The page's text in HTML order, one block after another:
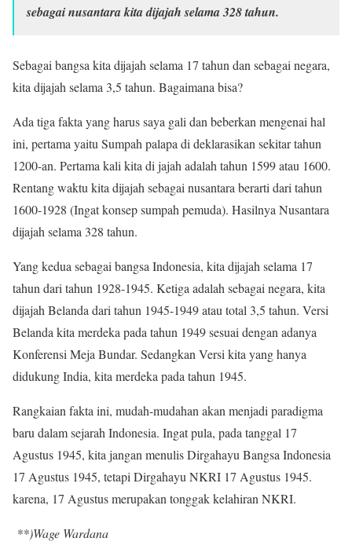
sebagai nusantara kita dijajah selama 328 tahun.
Sebagai bangsa kita dijajah selama 17 tahun dan sebagai negara,
kita dijajah selama 3,5 tahun. Bagaimana bisa?
Ada tiga fakta yang harus saya gali dan beberkan mengenai hal
ini, pertama yaitu Sumpah palapa di deklarasikan sekitar tahun
1200-an. Pertama kali kita di jajah adalah tahun 1599 atau 1600.
Rentang waktu kita dijajah sebagai nusantara berarti dari tahun
1600-1928 (Ingat konsep sumpah pemuda). Hasilnya Nusantara
dijajah selama 328 tahun.
Yang kedua sebagai bangsa Indonesia, kita dijajah selama 17
tahun dari tahun 1928-1945. Ketiga adalah sebagai negara, kita
dijajah Belanda dari tahun 1945-1949 atau total 3,5 tahun. Versi
Belanda kita merdeka pada tahun 1949 sesuai dengan adanya
Konferensi Meja Bundar. Sedangkan Versi kita yang hanya
didukung India, kita merdeka pada tahun 1945.
Rangkaian fakta ini, mudah-mudahan akan menjadi paradigma
baru dalam sejarah Indonesia. Ingat pula, pada tanggal 17
Agustus 1945, kita jangan menulis Dirgahayu Bangsa Indonesia
17 Agustus 1945, tetapi Dirgahayu NKRI 17 Agustus 1945.
karena, 17 Agustus merupakan tonggak kelahiran NKRI.
**)Wage Wardana